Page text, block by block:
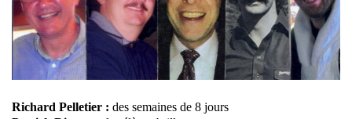
Richard Pelletier : des semaines de 8 jours